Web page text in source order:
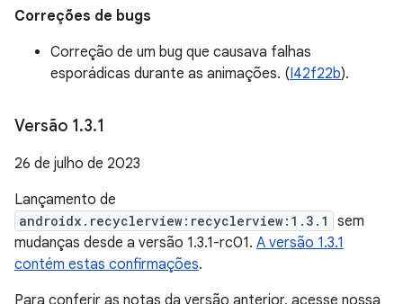
Correções de bugs
Correção de um bug que causava falhas
esporádicas durante as animações. (I42f22b).
Versão 1.3.1
26 de julho de 2023
Lançamento de
androidx.recyclerview:recyclerview:1.3.1
sem
mudanças desde a versão 1.3.1-rc01. A versão 1.3.1
contém estas confirmações.
Para conferir as notas da versão anterior, acesse nossa